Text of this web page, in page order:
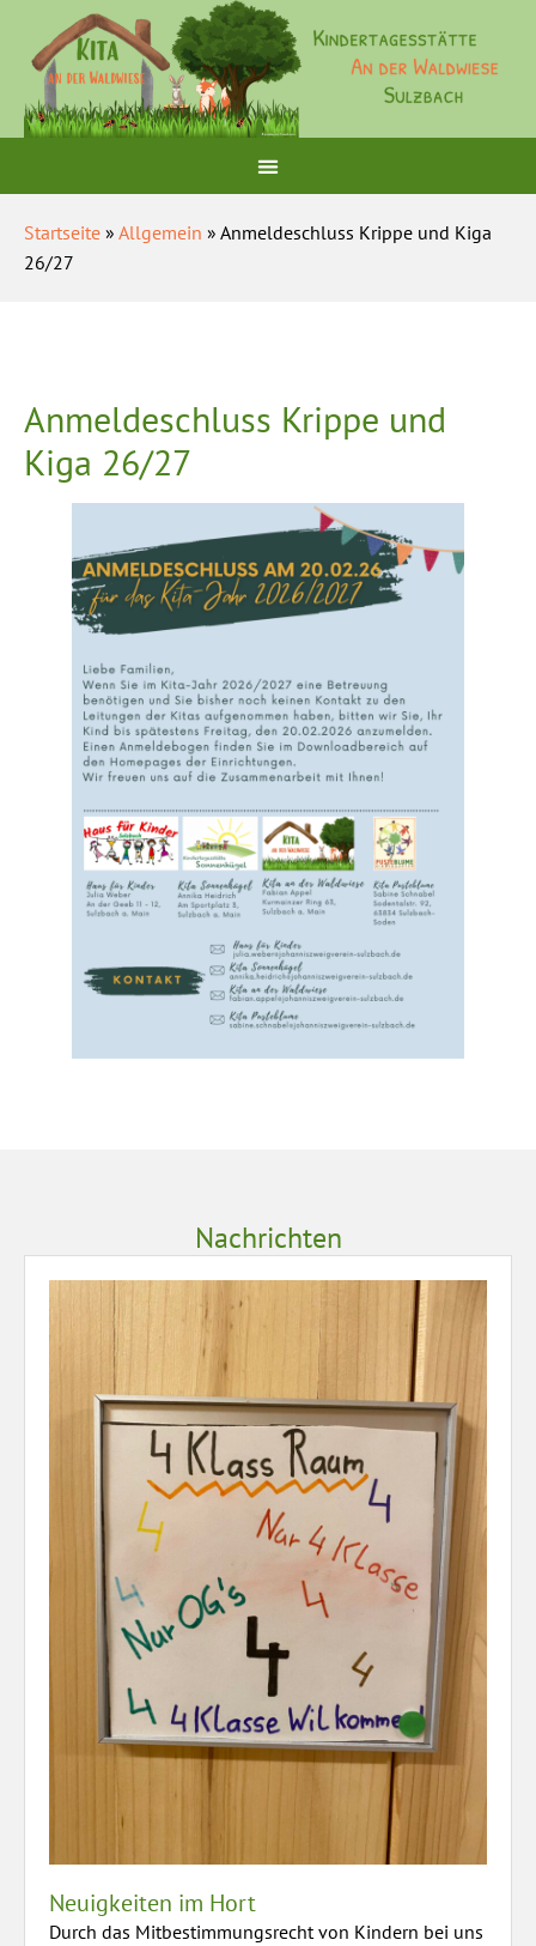
Startseite » Allgemein » Anmeldeschluss Krippe und Kiga
26/27
Anmeldeschluss Krippe und
Kiga 26/27
Nachrichten
Neuigkeiten im Hort
Durch das Mitbestimmungsrecht von Kindern bei uns